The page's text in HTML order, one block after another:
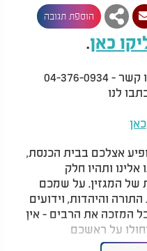
הוספת תגובה
כאן.
376-0934
לנו
כאן
אצלכם בבית הכנסת,
ותהיו חלק
של המגזין. על שמכם
והיהדות, וידועים
המזכה את הרבים - אין
על ראשכם